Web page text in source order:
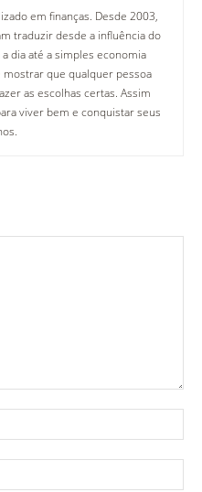
em finanças. Desde 2003,
traduzir desde a influência do
dia até a simples economia
mostrar que qualquer pessoa
as escolhas certas. Assim
viver bem e conquistar seus